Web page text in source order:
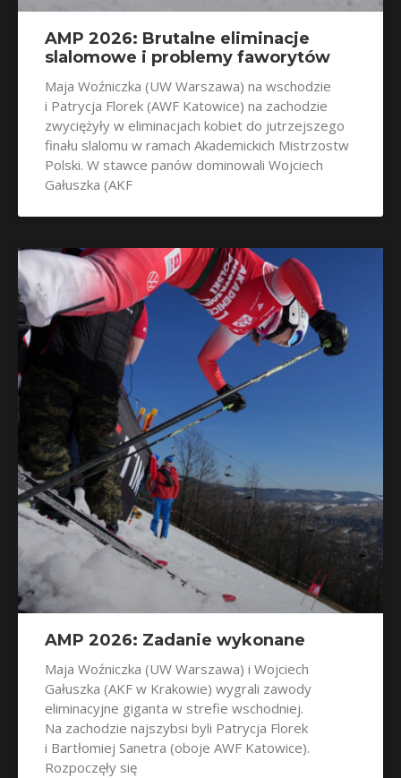
AMP 2026: Brutalne eliminacje
slalomowe i problemy faworytów
Maja Woźniczka (UW Warszawa) na wschodzie
i Patrycja Florek (AWF Katowice) na zachodzie
zwyciężyły w eliminacjach kobiet do jutrzejszego
finału slalomu w ramach Akademickich Mistrzostw
Polski. W stawce panów dominowali Wojciech
Gałuszka (AKF
AMP 2026: Zadanie wykonane
Maja Woźniczka (UW Warszawa) i Wojciech
Gałuszka (AKF w Krakowie) wygrali zawody
eliminacyjne giganta w strefie wschodniej.
Na zachodzie najszybsi byli Patrycja Florek
i Bartłomiej Sanetra (oboje AWF Katowice).
Rozpoczęły się